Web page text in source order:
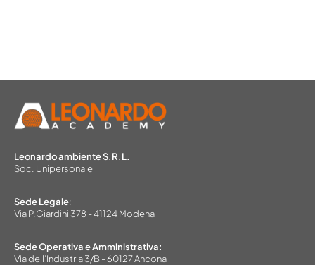
Leonardo ambiente S.R.L.
Soc. Unipersonale
Sede Legale:
Via P.Giardini 378 - 41124 Modena
Sede Operativa e Amministrativa:
Via dell’Industria 3/B - 60127 Ancona